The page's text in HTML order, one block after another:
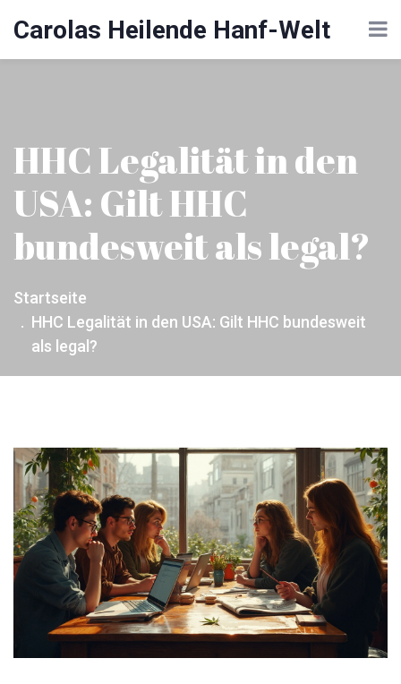
Carolas Heilende Hanf-Welt
HHC Legalität in den
USA: Gilt HHC
bundesweit als legal?
Startseite
HHC Legalität in den USA: Gilt HHC bundesweit
als legal?